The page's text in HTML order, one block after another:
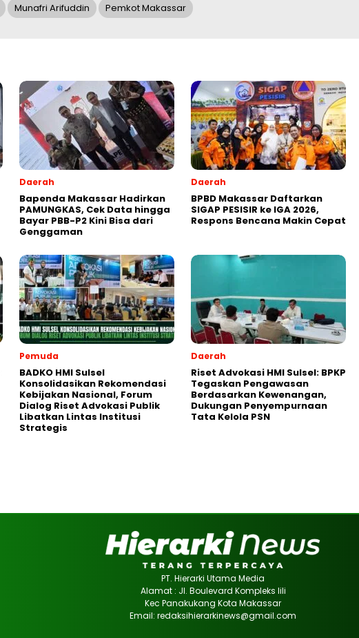
Munafri Arifuddin Pemkot Makassar
Daerah
Bapenda Makassar Hadirkan
PAMUNGKAS, Cek Data hingga
Bayar PBB-P2 Kini Bisa dari
Genggaman
Daerah
BPBD Makassar Daftarkan
SIGAP PESISIR ke IGA 2026,
Respons Bencana Makin Cepat
Pemuda
BADKO HMI Sulsel
Konsolidasikan Rekomendasi
Kebijakan Nasional, Forum
Dialog Riset Advokasi Publik
Libatkan Lintas Institusi
Strategis
Daerah
Riset Advokasi HMI Sulsel: BPKP
Tegaskan Pengawasan
Berdasarkan Kewenangan,
Dukungan Penyempurnaan
Tata Kelola PSN
PT. Hierarki Utama Media
Alamat : Jl. Boulevard Kompleks lili
Kec Panakukang Kota Makassar
Email: redaksihierarkinews@gmail.com